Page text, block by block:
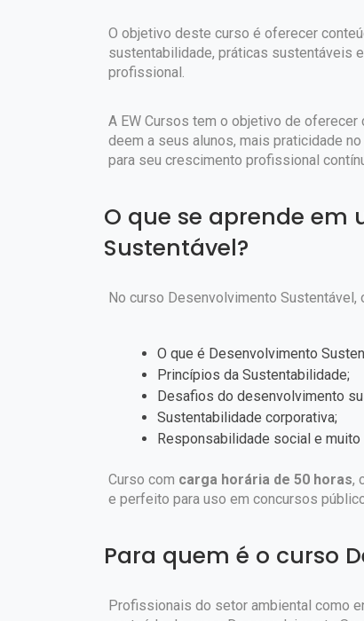
O objetivo deste curso é oferecer
sustentabilidade, práticas sustentáveis
profissional.
A EW Cursos tem o objetivo de
deem a seus alunos, mais praticidade
para seu crescimento profissional
O que se aprende em
Sustentável?
No curso Desenvolvimento Sustentável,
O que é Desenvolvimento
Princípios da Sustentabilidade;
Desafios do desenvolvimento
Sustentabilidade corporativa;
Responsabilidade social e muito
Curso com carga horária de 50 horas,
e perfeito para uso em concursos
Para quem é o curso
Profissionais do setor ambiental como